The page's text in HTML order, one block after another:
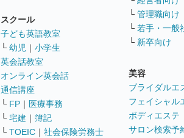
スクール
子ども英語教室
└ 幼児 ｜ 小学生
英会話教室
オンライン英会話
通信講座
└ FP ｜ 医療事務
└ 宅建 ｜ 簿記
└ TOEIC ｜ 社会保険労務士
└ 管理職向け
└ 若手・一般
└ 新卒向け
美容
ブライダルエ
フェイシャル
ボディエステ
サロン検索予